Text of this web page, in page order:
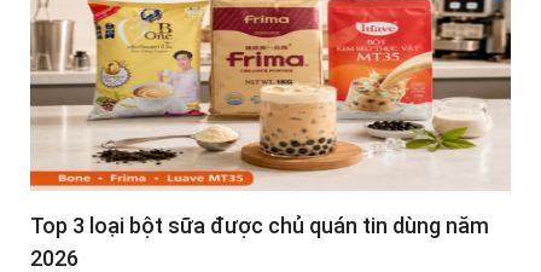
Top 3 loại bột sữa được chủ quán tin dùng năm
2026